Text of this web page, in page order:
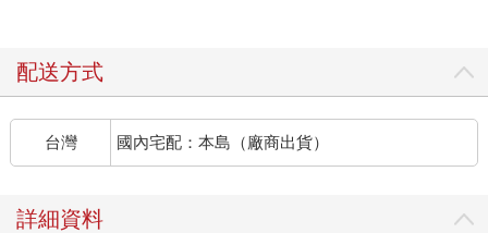
配送方式
台灣 國內宅配：本島（廠商出貨）
詳細資料